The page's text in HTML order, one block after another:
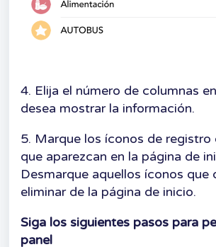
4. Elija el número de columnas
desea mostrar la información.
5. Marque los íconos de registro
que aparezcan en la página de
Desmarque aquellos íconos que
eliminar de la página de inicio.
Siga los siguientes pasos para
panel